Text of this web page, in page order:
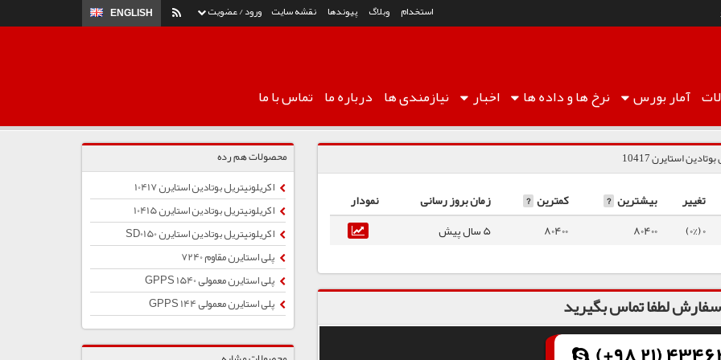
ورود / عضویت ENGLISH استخدام وبلاگ پیوندها نقشه سایت
آماربورس نرخ هاو داده ها اخبار نیازمندی ها درباره ما تماس با ما
استایرن 10417
تغییر بیشترین ? کمترین ? زمان بروز رسانی
نمودار
0 (0%)
80400
80400 5 سال پیش
لطفا تماس بگیرید
محصولات هم رده
اکریلونیتریل بوتادین استایرن 10417
اکریلونیتریل بوتادین استایرن 10415
اکریلونیتریل بوتادین استایرن SD0150
پلی استایرن مقاوم 7240
پلی استایرن معمولی 1540 GPPS
پلی استایرن معمولی 144 GPPS